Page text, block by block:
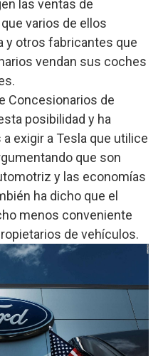
las ventas de
varios de ellos
y otros fabricantes que
vendan sus coches
Concesionarios de
posibilidad y ha
exigir a Tesla que utilice
que son
y las economías
ha dicho que el
menos conveniente
de vehículos.